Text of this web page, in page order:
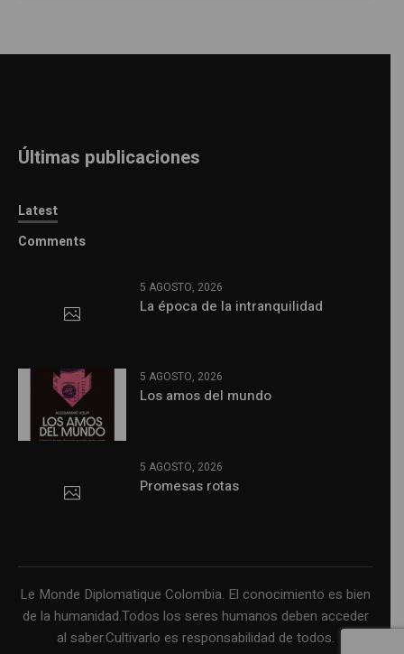
Últimas publicaciones
Latest
Comments
5 AGOSTO, 2026
La época de la intranquilidad
5 AGOSTO, 2026
Los amos del mundo
5 AGOSTO, 2026
Promesas rotas
Le Monde Diplomatique Colombia. El conocimiento es bien
de la humanidad.Todos los seres humanos deben acceder
al saber.Cultivarlo es responsabilidad de todos.